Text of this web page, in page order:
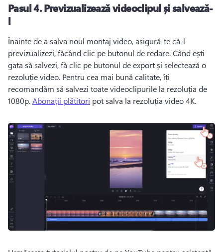
Pasul 4.Previzualizează videoclipul și salvează-
l
Înainte de a salva noul montaj video, asigură-te că-l
previzualizezi, făcând clic pe butonul de redare. Când ești
gata să salvezi, fă clic pe butonul de export și selectează o
rezoluție video. Pentru cea mai bună calitate, îți
recomandăm să salvezi toate videoclipurile la rezoluția de
1080p. Abonații plătitori pot salva la rezoluția video 4K.